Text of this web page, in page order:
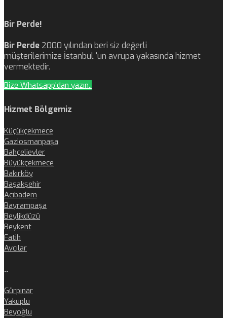
Bir Perde!
Bir Perde 2000 yılından beri siz değerli
müşterilerimize İstanbul ‘un avrupa yakasında hizmet
vermektedir.
Bize Whatsapp'dan yazın..
Hizmet Bölgemiz
Küçükçekmece
Gaziosmanpaşa
Bahçelievler
Büyükçekmece
Bakırköy
Başakşehir
Acıbadem
Bayrampaşa
Beylikdüzü
Beykent
Fatih
Avcılar
..
Gürpınar
Yakuplu
Beyoğlu